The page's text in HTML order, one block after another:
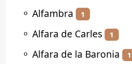
⚬ Alfambra 1
⚬ Alfara de Carles 1
⚬ Alfara de la Baronia 1